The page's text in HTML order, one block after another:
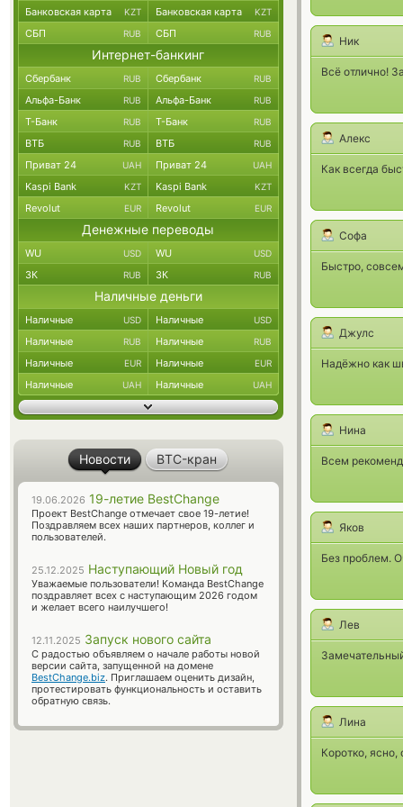
Ник
Всё отлично!
Алекс
Как всегда
Софа
Быстро,
Джулс
Надёжно как
Нина
Всем
Яков
Без проблем.
Лев
Лина
Коротко, ясно,
Банковская карта KZT Банковская карта KZT
СБП RUB СБП RUB
Интернет-банкинг
Сбербанк RUB Сбербанк RUB
Альфа-Банк RUB Альфа-Банк RUB
Т-Банк RUB Т-Банк RUB
ВТБ RUB ВТБ RUB
Приват 24 UAH Приват 24 UAH
Kaspi Bank KZT Kaspi Bank KZT
Revolut EUR Revolut EUR
Денежные переводы
WU USD WU USD
ЗК RUB ЗК RUB
Наличные деньги
Наличные USD Наличные USD
Наличные RUB Наличные RUB
Наличные EUR Наличные EUR
Наличные UAH Наличные UAH
Новости BTC-кран
19.06.2026 19-летие BestChange
Проект BestChange отмечает свое 19-летие!
Поздравляем всех наших партнеров, коллег и
пользователей.
25.12.2025 Наступающий Новый год
Уважаемые пользователи! Команда BestChange
поздравляет всех с наступающим 2026 годом
и желает всего наилучшего!
12.11.2025 Запуск нового сайта
С радостью объявляем о начале работы новой
версии сайта, запущенной на домене
BestChange.biz. Приглашаем оценить дизайн,
протестировать функциональность и оставить
обратную связь.